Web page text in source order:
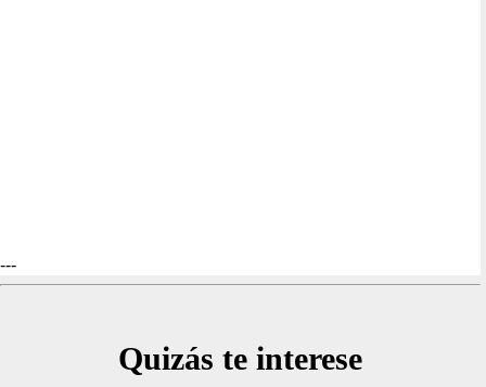
---
Quizás te interese